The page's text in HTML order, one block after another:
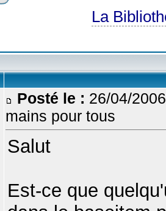
La
Posté le : 26/04/
mains pour tous
Salut
Est-ce que